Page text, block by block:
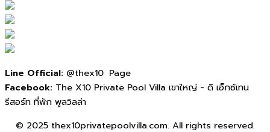
Line Official: @thex10 Page
Facebook: The X10 Private Pool Villa เขาใหญ่ - ดิ เอ็กซ์เทน
รีสอร์ท ที่พัก พูลวิลล่า
© 2025 thex10privatepoolvilla.com. All rights reserved.